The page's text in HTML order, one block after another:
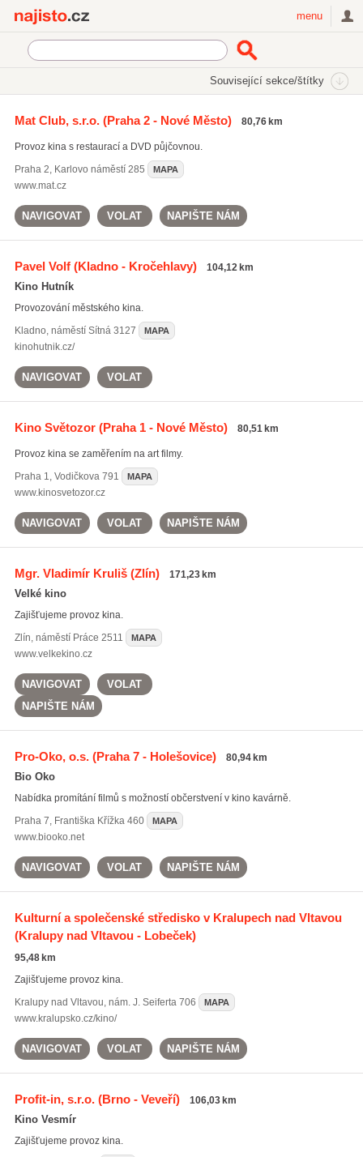
menu
Související sekce/štítky
Letní kina (11)
Mat Club, s.r.o.(Praha 2 - Nové Město) 80,76 km
Provoz kina s restaurací a DVD půjčovnou.
Praha 2, Karlovo náměstí 285 MAPA
www.mat.cz
NAVIGOVAT VOLAT NAPIŠTE NÁM
Pavel Volf(Kladno - Kročehlavy) 104,12 km
Kino Hutník
Provozování městského kina.
Kladno, náměstí Sítná 3127 MAPA
kinohutnik.cz/
NAVIGOVAT VOLAT
Kino Světozor(Praha 1 - Nové Město) 80,51 km
Provoz kina se zaměřením na art filmy.
Praha 1, Vodičkova 791 MAPA
www.kinosvetozor.cz
NAVIGOVAT VOLAT NAPIŠTE NÁM
Mgr. Vladimír Kruliš(Zlín) 171,23 km
Velké kino
Zajišťujeme provoz kina.
Zlín, náměstí Práce 2511 MAPA
www.velkekino.cz
NAVIGOVAT
VOLAT
NAPIŠTE NÁM
Pro-Oko, o.s.(Praha 7 - Holešovice) 80,94 km
Bio Oko
Nabídka promítání filmů s možností občerstvení v kino kavárně.
Praha 7, Františka Křížka 460 MAPA
www.biooko.net
NAVIGOVAT VOLAT NAPIŠTE NÁM
Kulturní a společenské středisko v Kralupech nad Vltavou
(Kralupy nad Vltavou - Lobeček)
95,48 km
Zajišťujeme provoz kina.
Kralupy nad Vltavou, nám. J. Seiferta 706 MAPA
www.kralupsko.cz/kino/
NAVIGOVAT VOLAT NAPIŠTE NÁM
Profit-in, s.r.o.(Brno - Veveří) 106,03 km
Kino Vesmír
Zajišťujeme provoz kina.